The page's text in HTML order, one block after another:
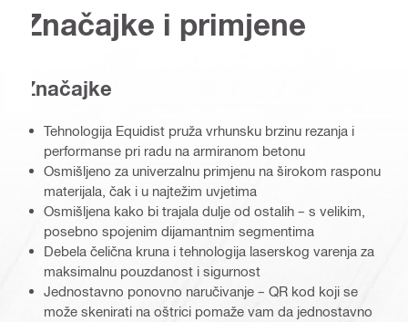
Značajke i primjene
Značajke
Tehnologija Equidist pruža vrhunsku brzinu rezanja i
performanse pri radu na armiranom betonu
Osmišljeno za univerzalnu primjenu na širokom rasponu
materijala, čak i u najtežim uvjetima
Osmišljena kako bi trajala dulje od ostalih – s velikim,
posebno spojenim dijamantnim segmentima
Debela čelična kruna i tehnologija laserskog varenja za
maksimalnu pouzdanost i sigurnost
Jednostavno ponovno naručivanje – QR kod koji se
može skenirati na oštrici pomaže vam da jednostavno